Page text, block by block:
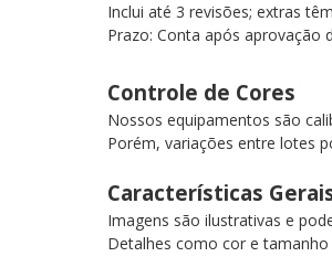
Inclui até 3 revisões; extras
Prazo: Conta após aprovação
Controle de Cores
Nossos equipamentos são
Porém, variações entre lotes
Características
Imagens são ilustrativas e
Detalhes como cor e